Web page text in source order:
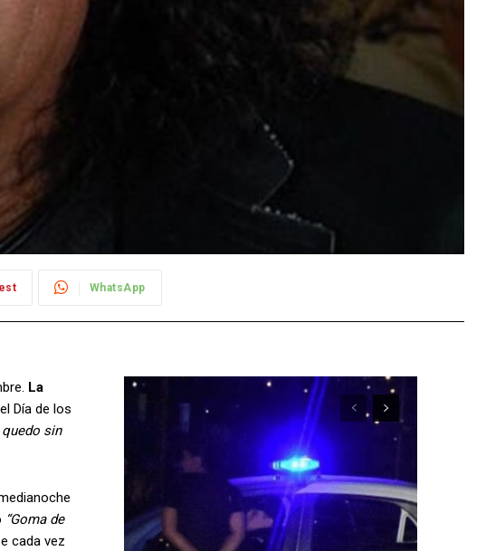
WhatsApp
La
Día de los
quedo sin
“Goma de
cada vez